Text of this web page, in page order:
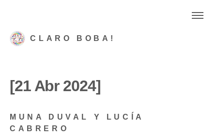
CLARO BOBA!
[21 Abr 2024]
MUNA DUVAL Y LUCÍA
CABRERO